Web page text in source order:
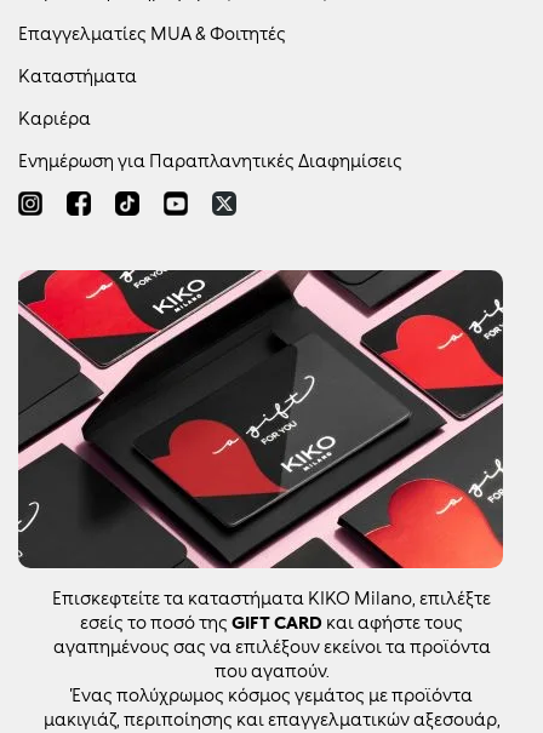
Επαγγελματίες MUA & Φοιτητές
Καταστήματα
Καριέρα
Ενημέρωση για Παραπλανητικές Διαφημίσεις
Επισκεφτείτε τα καταστήματα KIKO Milano, επιλέξτε
εσείς το ποσό της GIFT CARD και αφήστε τους
αγαπημένους σας να επιλέξουν εκείνοι τα προϊόντα
που αγαπούν.
Ένας πολύχρωμος κόσμος γεμάτος με προϊόντα
μακιγιάζ, περιποίησης και επαγγελματικών αξεσουάρ,